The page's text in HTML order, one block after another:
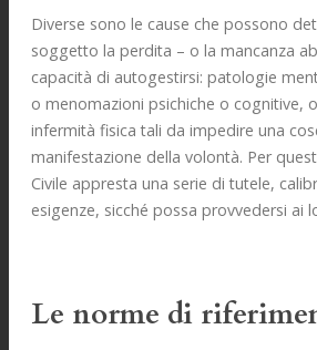
Diverse sono le cause che possono
soggetto la perdita – o la mancanza
capacità di autogestirsi: patologie
o menomazioni psichiche o cognitive,
infermità fisica tali da impedire una
manifestazione della volontà. Per
Civile appresta una serie di tutele,
esigenze, sicché possa provvedersi ai
Le norme di